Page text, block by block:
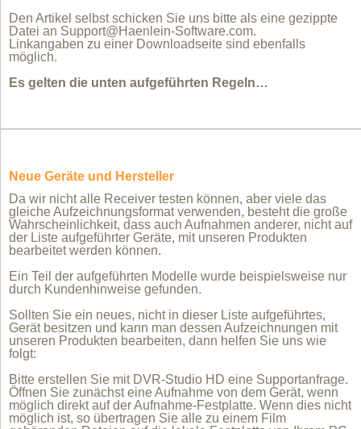
Den Artikel selbst schicken Sie uns bitte als eine gezippte
Datei an Support@Haenlein-Software.com.
Linkangaben zu einer Downloadseite sind ebenfalls
möglich.
Es gelten die unten aufgeführten Regeln…
Neue Geräte und Hersteller
Da wir nicht alle Receiver testen können, aber viele das
gleiche Aufzeichnungsformat verwenden, besteht die große
Wahrscheinlichkeit, dass auch Aufnahmen anderer, nicht auf
der Liste aufgeführter Geräte, mit unseren Produkten
bearbeitet werden können.
Ein Teil der aufgeführten Modelle wurde beispielsweise nur
durch Kundenhinweise gefunden.
Sollten Sie ein neues, nicht in dieser Liste aufgeführtes,
Gerät besitzen und kann man dessen Aufzeichnungen mit
unseren Produkten bearbeiten, dann helfen Sie uns wie
folgt:
Bitte erstellen Sie mit DVR-Studio HD eine Supportanfrage.
Öffnen Sie zunächst eine Aufnahme von dem Gerät, wenn
möglich direkt auf der Aufnahme-Festplatte. Wenn dies nicht
möglich ist, so übertragen Sie alle zu einem Film